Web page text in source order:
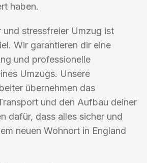
haben.
und stressfreier Umzug ist
Wir garantieren dir eine
und professionelle
Umzugs. Unsere
übernehmen das
und den Aufbau deiner
dafür, dass alles sicher und
neuen Wohnort in England